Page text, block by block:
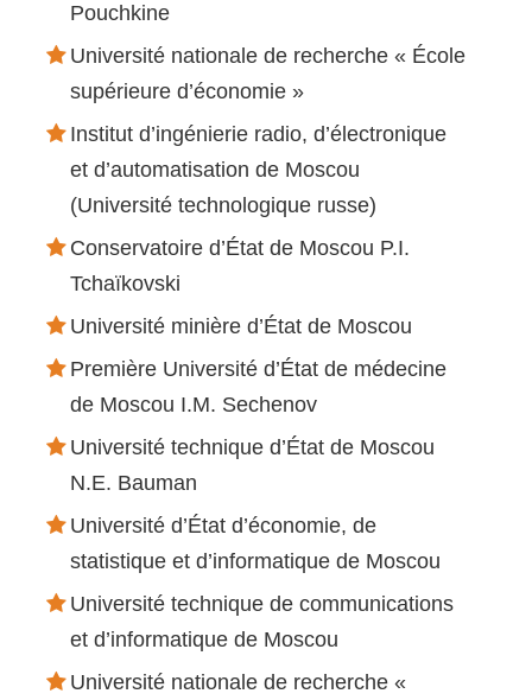
Pouchkine
Université nationale de recherche « École
supérieure d’économie »
Institut d’ingénierie radio, d’électronique
et d’automatisation de Moscou
(Université technologique russe)
Conservatoire d’État de Moscou P.I.
Tchaïkovski
Université minière d’État de Moscou
Première Université d’État de médecine
de Moscou I.M. Sechenov
Université technique d’État de Moscou
N.E. Bauman
Université d’État d’économie, de
statistique et d’informatique de Moscou
Université technique de communications
et d’informatique de Moscou
Université nationale de recherche «